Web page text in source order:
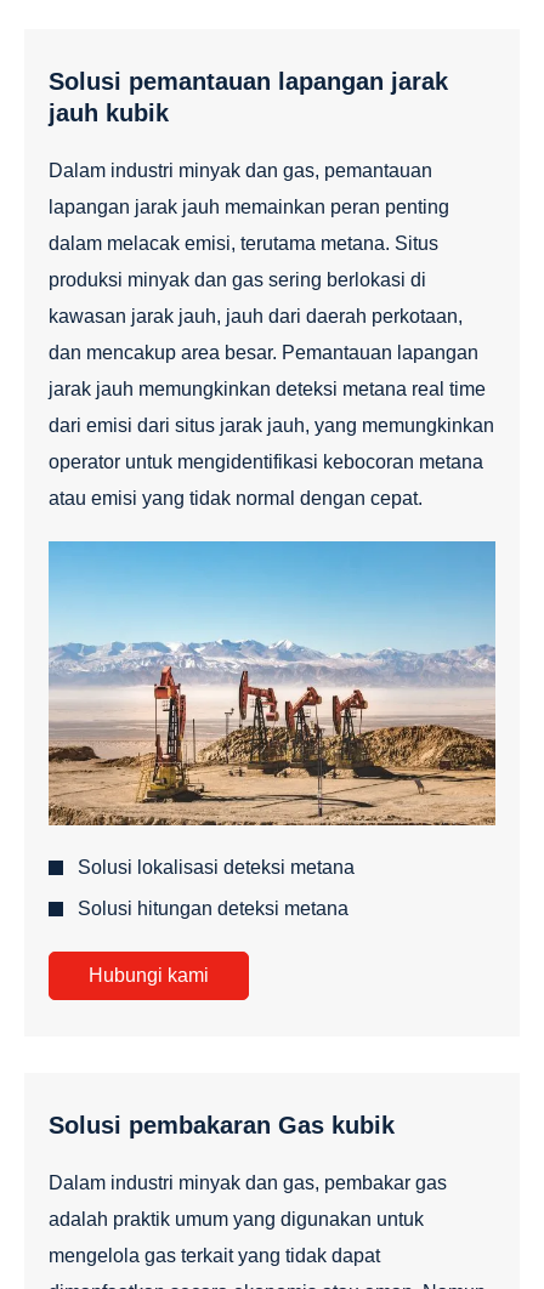
Solusi pemantauan lapangan jarak
jauh kubik
Dalam industri minyak dan gas, pemantauan
lapangan jarak jauh memainkan peran penting
dalam melacak emisi, terutama metana. Situs
produksi minyak dan gas sering berlokasi di
kawasan jarak jauh, jauh dari daerah perkotaan,
dan mencakup area besar. Pemantauan lapangan
jarak jauh memungkinkan deteksi metana real time
dari emisi dari situs jarak jauh, yang memungkinkan
operator untuk mengidentifikasi kebocoran metana
atau emisi yang tidak normal dengan cepat.
Solusi lokalisasi deteksi metana
Solusi hitungan deteksi metana
Hubungi kami
Solusi pembakaran Gas kubik
Dalam industri minyak dan gas, pembakar gas
adalah praktik umum yang digunakan untuk
mengelola gas terkait yang tidak dapat